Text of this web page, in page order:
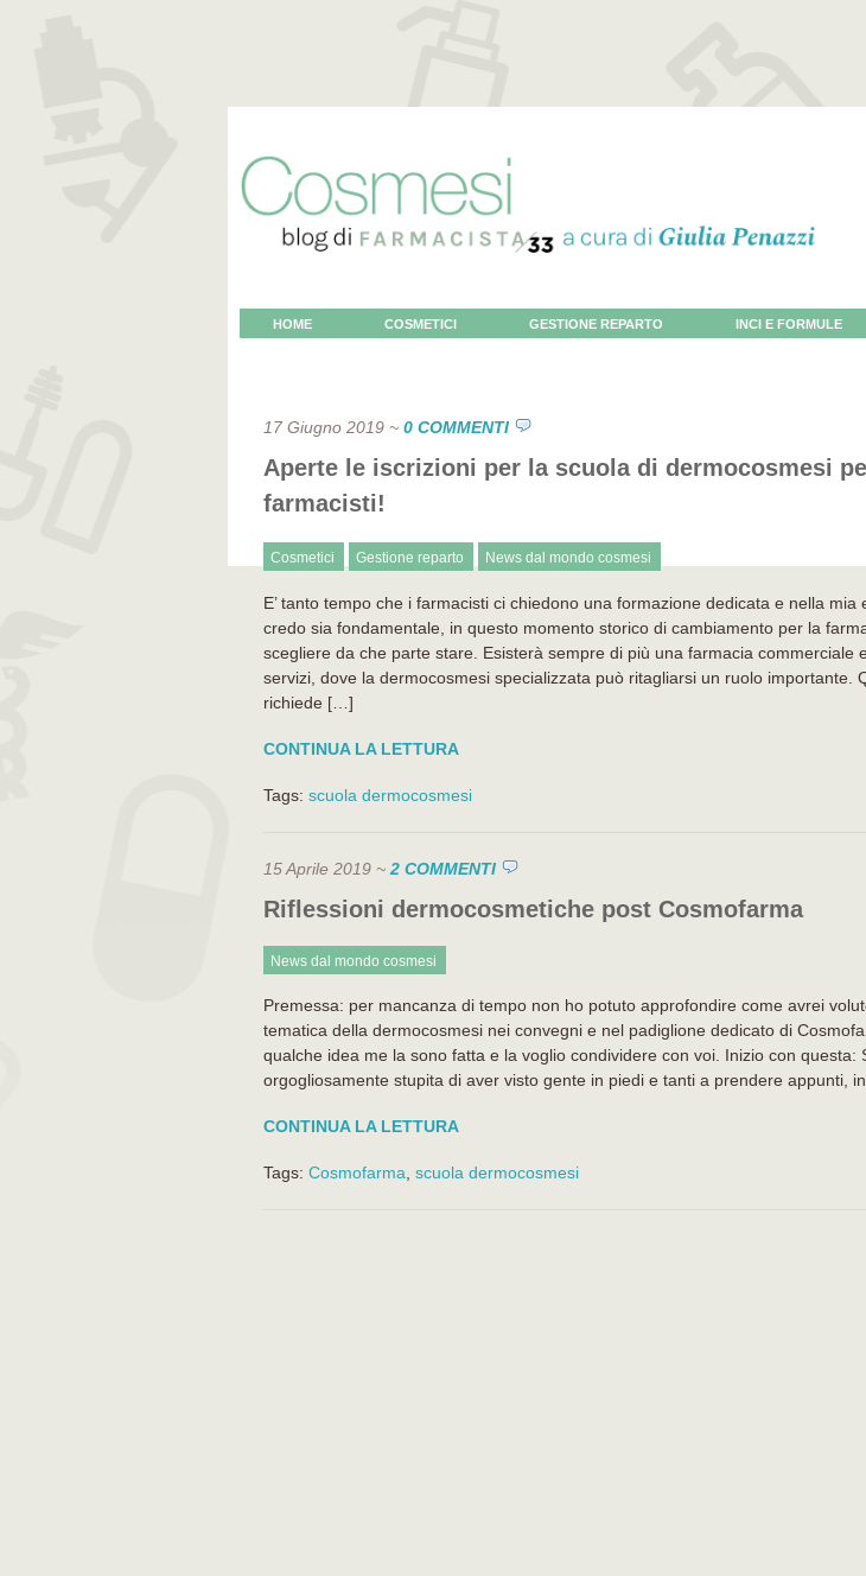
HOME COSMETICI GESTIONE REPARTO INCI E FORMULE
17 Giugno 2019 ~ 0 COMMENTI
Aperte le iscrizioni per la scuola di dermocosmesi
farmacisti!
Cosmetici Gestione reparto News dal mondo cosmesi
E’ tanto tempo che i farmacisti ci chiedono una formazione dedicata e nella mia
credo sia fondamentale, in questo momento storico di cambiamento per la
scegliere da che parte stare. Esisterà sempre di più una farmacia commerciale
servizi, dove la dermocosmesi specializzata può ritagliarsi un ruolo importante.
richiede […]
CONTINUA LA LETTURA
Tags: scuola dermocosmesi
15 Aprile 2019 ~ 2 COMMENTI
Riflessioni dermocosmetiche post Cosmofarma
News dal mondo cosmesi
Premessa: per mancanza di tempo non ho potuto approfondire come avrei
tematica della dermocosmesi nei convegni e nel padiglione dedicato di
qualche idea me la sono fatta e la voglio condividere con voi. Inizio con questa:
orgogliosamente stupita di aver visto gente in piedi e tanti a prendere appunti,
CONTINUA LA LETTURA
Tags: Cosmofarma scuola dermocosmesi